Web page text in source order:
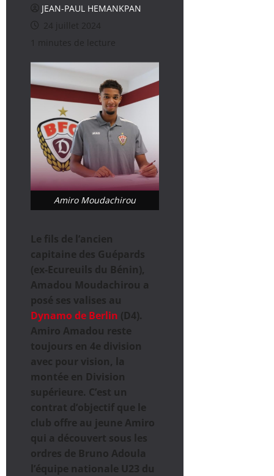
JEAN-PAUL HEMANKPAN
24 juillet 2024
1 minutes de lecture
Amiro Moudachirou
Le fils de l’ancien
capitaine des Guépards
(ex-Ecureuils du Bénin),
Amadou Moudachirou a
posé ses valises au
Dynamo de Berlin (D4).
Amiro Amadou reste
toujours en 4e division
avec pour vision, la
montée en Division
supérieure. C’est un
contrat d’objectif que le
club offre au jeune Amiro
qui a découvert sous les
ordres de Bruno Adoula
l’équipe nationale U23 du